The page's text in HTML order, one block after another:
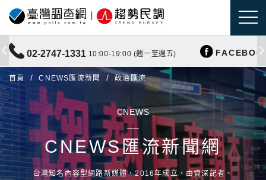
02-2747-1331 10:00-19:00 (週一至週五)
首頁 CNEWS匯流新聞 政治匯流
CNEWS
CNEWS匯流新聞網
台灣知名內容型網路新媒體，2016年成立，由資深記者、